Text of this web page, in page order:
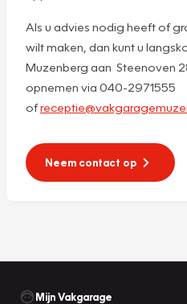
Als u advies nodig heeft of
wilt maken, dan kunt u
Muzenberg aan Steenoven
opnemen via 040-2971555
of
Neem contact op
Mijn Vakgarage